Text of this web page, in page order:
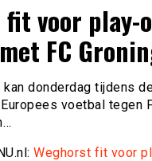
fit voor play-
FC
donderdag tijdens
voetbal tegen
Weghorst fit voor